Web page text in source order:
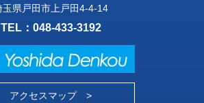
玉県戸田市上戸田4-4-14
TEL： 048-433-3192
アクセスマップ >